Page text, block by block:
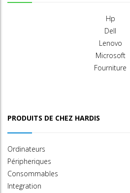
Hp
Dell
Lenovo
Microsoft
Fourniture
PRODUITS DE CHEZ HARDIS
Ordinateurs
Péripheriques
Consommables
Integration